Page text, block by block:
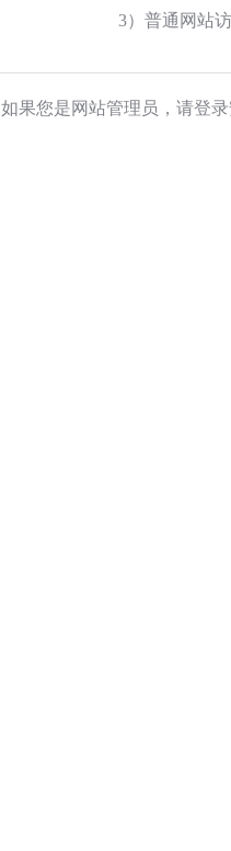
3）普通网站
如果您是网站管理员，请登